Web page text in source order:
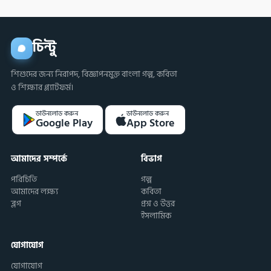
চিন্টু
শিশুদের জন্য নিরাপদ, বিজ্ঞাপনমুক্ত বাংলা গল্প, কবিতা
ও শিক্ষার প্ল্যাটফর্ম।
ডাউনলোড করুন
Google Play
ডাউনলোড করুন
App Store
আমাদের সম্পর্কে
পরিচিতি
আমাদের লক্ষ্য
ব্লগ
বিভাগ
গল্প
কবিতা
প্রশ্ন ও উত্তর
ইসলামিক
যোগাযোগ
যোগাযোগ